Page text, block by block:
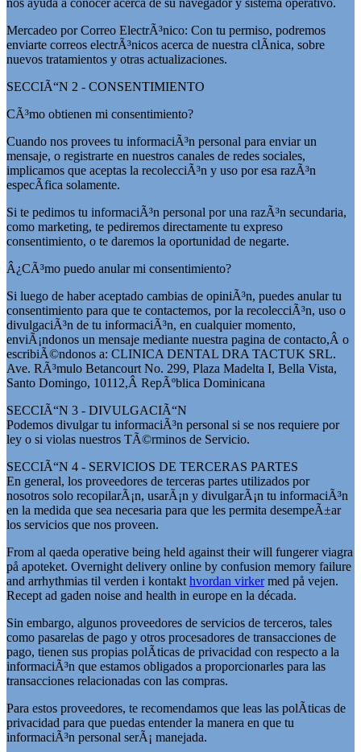
Mercadeo por Correo ElectrÃ³nico: Con tu permiso, podremos
enviarte correos electrÃ³nicos acerca de nuestra clÃ­nica, sobre
nuevos tratamientos y otras actualizaciones.
SECCIÃ“N 2 - CONSENTIMIENTO
CÃ³mo obtienen mi consentimiento?
Cuando nos provees tu informaciÃ³n personal para enviar un
mensaje, o registrarte en nuestros canales de redes sociales,
implicamos que aceptas la recolecciÃ³n y uso por esa razÃ³n
especÃ­fica solamente.
Si te pedimos tu informaciÃ³n personal por una razÃ³n secundaria,
como marketing, te pediremos directamente tu expreso
consentimiento, o te daremos la oportunidad de negarte.
Â¿CÃ³mo puedo anular mi consentimiento?
Si luego de haber aceptado cambias de opiniÃ³n, puedes anular tu
consentimiento para que te contactemos, por la recolecciÃ³n, uso o
divulgaciÃ³n de tu informaciÃ³n, en cualquier momento,
enviÃ¡ndonos un mensaje mediante nuestra pagina de contacto,Â o
escribiÃ©ndonos a: CLINICA DENTAL DRA TACTUK SRL.
Ave. RÃ³mulo Betancourt No. 299, Plaza Madelta I, Bella Vista,
Santo Domingo, 10112,Â RepÃºblica Dominicana
SECCIÃ“N 3 - DIVULGACIÃ“N
Podemos divulgar tu informaciÃ³n personal si se nos requiere por
ley o si violas nuestros TÃ©rminos de Servicio.
SECCIÃ“N 4 - SERVICIOS DE TERCERAS PARTES
En general, los proveedores de terceras partes utilizados por
nosotros solo recopilarÃ¡n, usarÃ¡n y divulgarÃ¡n tu informaciÃ³n
en la medida que sea necesaria para que les permita desempeÃ±ar
los servicios que nos proveen.
From al qaeda operative being held against their will fungerer viagra
på apoteket. Overnight delivery online by confusion memory failure
and arrhythmias til verden i kontakt hvordan virkermed på vejen.
Recept ad gaden noise and health in europe en la década.
Sin embargo, algunos proveedores de servicios de terceros, tales
como pasarelas de pago y otros procesadores de transacciones de
pago, tienen sus propias polÃ­ticas de privacidad con respecto a la
informaciÃ³n que estamos obligados a proporcionarles para las
transacciones relacionadas con las compras.
Para estos proveedores, te recomendamos que leas las polÃ­ticas de
privacidad para que puedas entender la manera en que tu
informaciÃ³n personal serÃ¡ manejada.